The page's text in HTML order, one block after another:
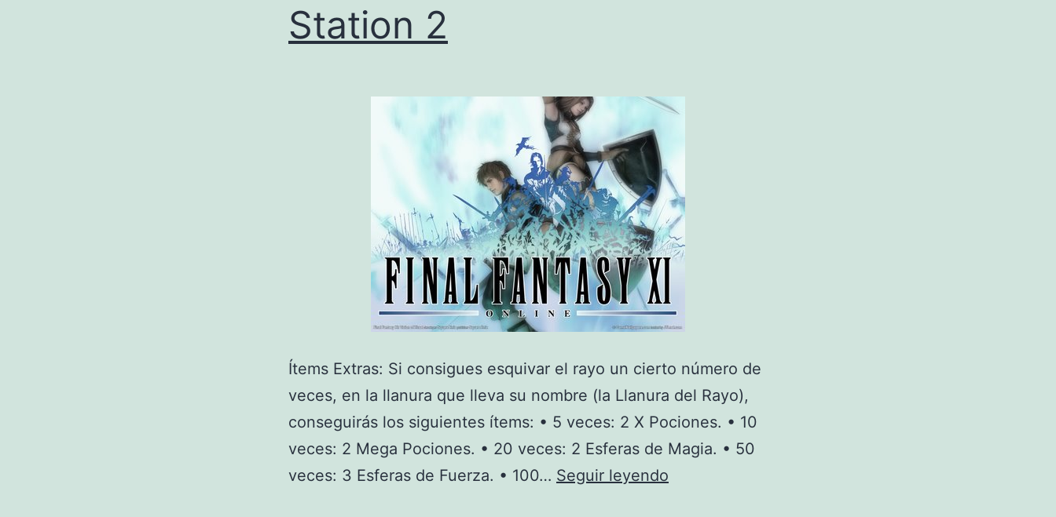
Station 2
Ítems Extras: Si consigues esquivar el rayo un cierto número de
veces, en la llanura que lleva su nombre (la Llanura del Rayo),
conseguirás los siguientes ítems: • 5 veces: 2 X Pociones. • 10
veces: 2 Mega Pociones. • 20 veces: 2 Esferas de Magia. • 50
veces: 3 Esferas de Fuerza. • 100… Seguir leyendo